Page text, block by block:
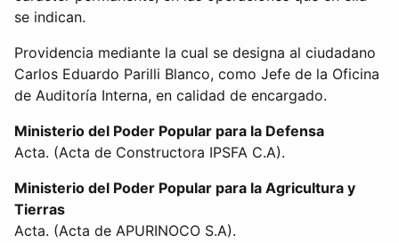
se indican.
Providencia mediante la cual se designa al ciudadano
Carlos Eduardo Parilli Blanco, como Jefe de la Oficina
de Auditoría Interna, en calidad de encargado.
Ministerio del Poder Popular para la Defensa
Acta. (Acta de Constructora IPSFA C.A).
Ministerio del Poder Popular para la Agricultura y
Tierras
Acta. (Acta de APURINOCO S.A).